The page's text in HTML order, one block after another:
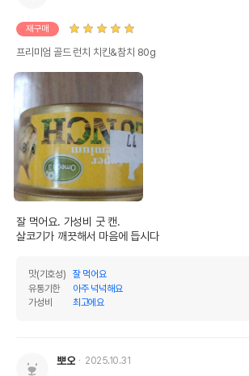
재구매
프리미엄 골드 런치 치킨&참치 80g
잘 먹어요. 가성비 굿 캔.
살코기가 깨끗해서 마음에 듭시다
맛(기호성)
잘 먹어요
유통기한
아주 넉넉해요
가성비
최고에요
뽀오 2025.10.31